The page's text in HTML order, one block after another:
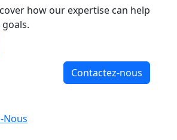
how our expertise can help
Contactez-nous
Nous